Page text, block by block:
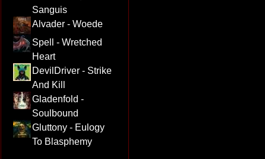
Sanguis
Alvader - Woede
Spell - Wretched
Heart
DevilDriver - Strike
And Kill
Gladenfold -
Soulbound
Gluttony - Eulogy
To Blasphemy